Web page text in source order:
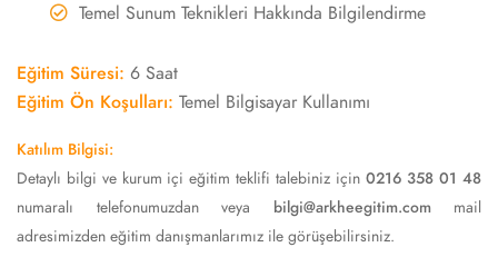
Temel Sunum Teknikleri Hakkında Bilgilendirme
Eğitim Süresi: 6 Saat
Eğitim Ön Koşulları: Temel Bilgisayar Kullanımı
Katılım Bilgisi:
Detaylı bilgi ve kurum içi eğitim teklifi talebiniz için 0216 358 01 48
numaralı telefonumuzdan veya bilgi@arkheegitim.commail
adresimizden eğitim danışmanlarımız ile görüşebilirsiniz.